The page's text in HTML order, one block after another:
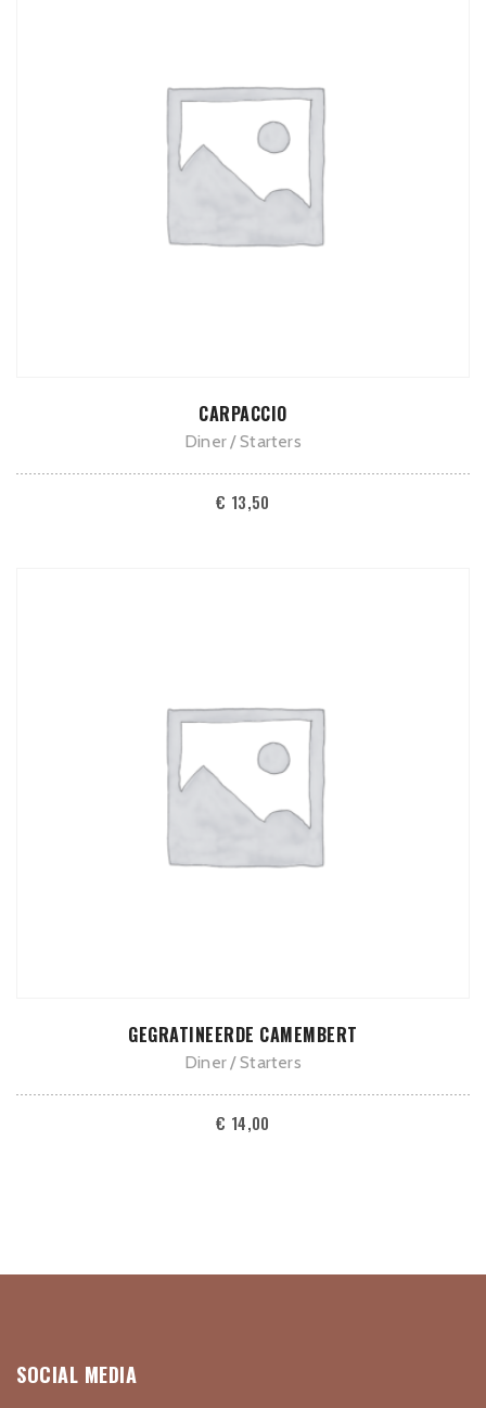
TOEVOEGEN AAN WINKELWAGEN
CARPACCIO
Diner Starters
€ 13,50
TOEVOEGEN AAN WINKELWAGEN
GEGRATINEERDE CAMEMBERT
Diner Starters
€ 14,00
SOCIAL MEDIA